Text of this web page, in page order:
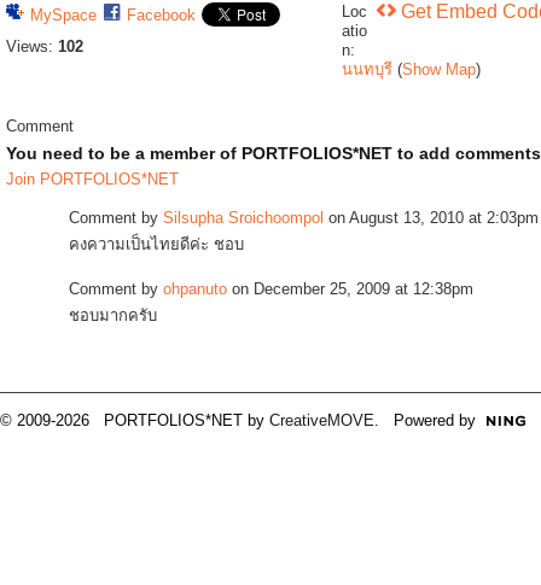
MySpace
Facebook
Views: 102
Get Embed
Loc
atio
n:
นนทบุรี (Show Map)
Comment
You need to be a member of PORTFOLIOS*NET to add
Join PORTFOLIOS*NET
Comment by Silsupha Sroichoompol on August 13, 2010 at 2:03pm
คงความเป็นไทยดีค่ะ ชอบ
Comment by ohpanuto on December 25, 2009 at 12:38pm
ชอบมากครับ
© 2009-2026 PORTFOLIOS*NET by CreativeMOVE. Powered by